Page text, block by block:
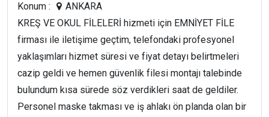
Konum :
ANKARA
KREŞ VE OKUL FİLELERİ hizmeti için EMNİYET FİLE
firması ile iletişime geçtim, telefondaki profesyonel
yaklaşımları hizmet süresi ve fiyat detayı belirtmeleri
cazip geldi ve hemen güvenlik filesi montajı talebinde
bulundum kısa sürede söz verdikleri saat de geldiler.
Personel maske takması ve iş ahlakı ön planda olan bir